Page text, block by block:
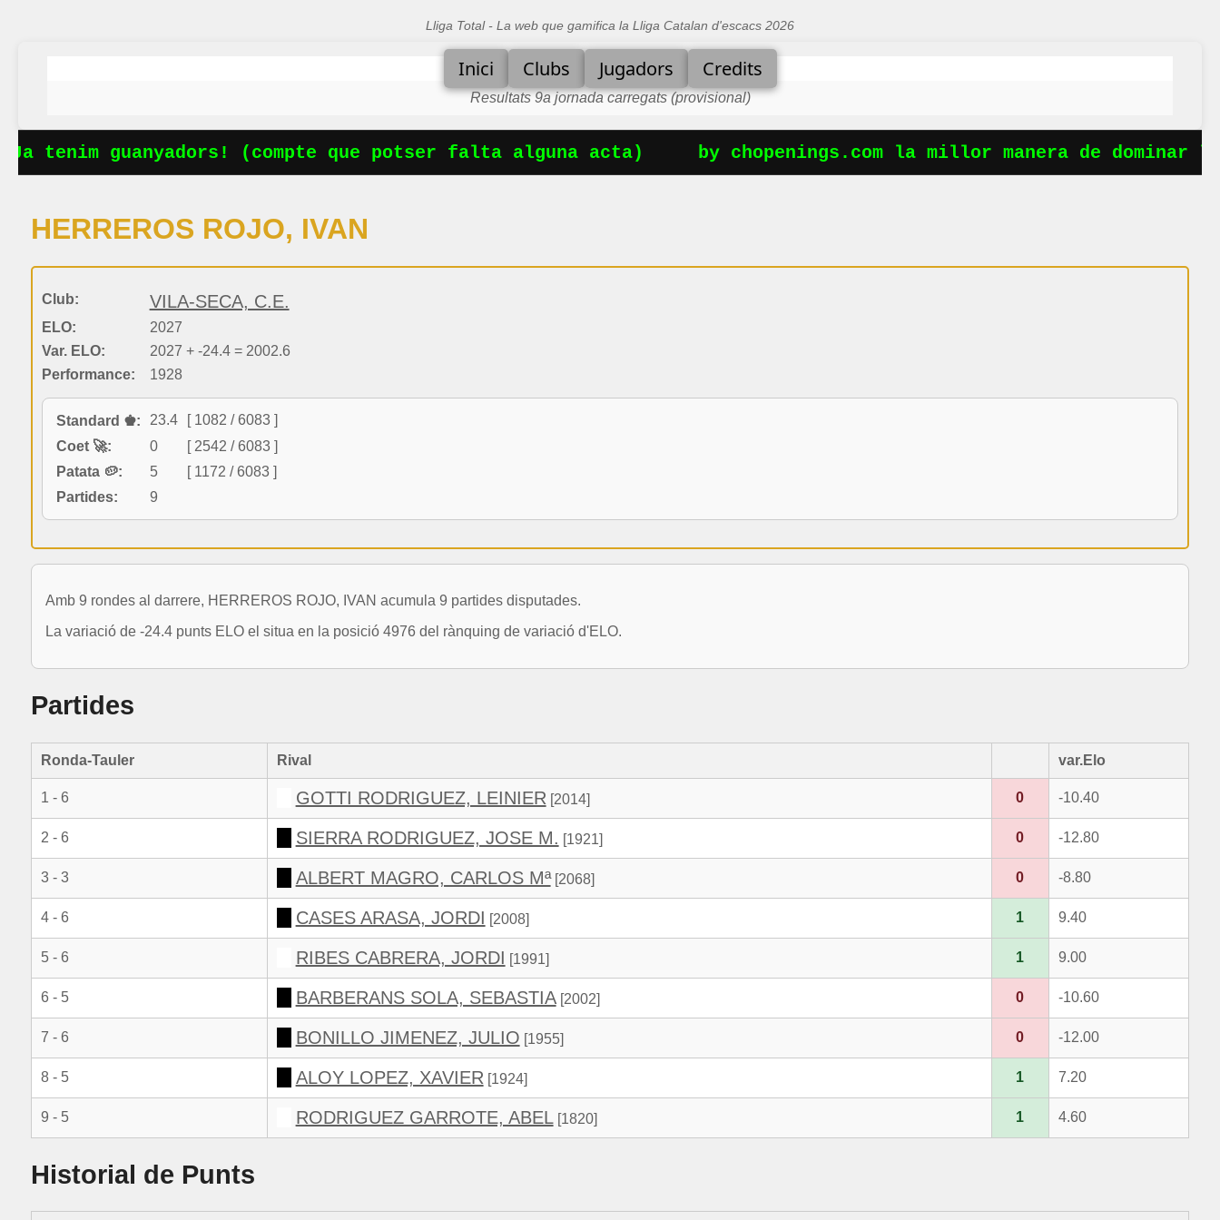
Lliga Total - La web que gamifica la Lliga Catalan d'escacs 2026
Inici Clubs Jugadors Credits
Resultats 9a jornada carregats (provisional)
tenim guanyadors! (compte que potser falta alguna acta) by chopenings.com la millor manera de dominar
HERREROS ROJO, IVAN
Club: VILA-SECA, C.E.
ELO:
2027
Var. ELO:
2027 + -24.4 = 2002.6
Performance:
1928
Standard ♚: 23.4
[ 1082 / 6083 ]
Coet 🚀:
0
[ 2542 / 6083 ]
Patata 🥔:
5
[ 1172 / 6083 ]
Partides:
9
Amb 9 rondes al darrere, HERREROS ROJO, IVAN acumula 9 partides disputades.
La variació de -24.4 punts ELO el situa en la posició 4976 del rànquing de variació d'ELO.
Partides
Ronda-Tauler Rival var.Elo
1 - 6 GOTTI RODRIGUEZ, LEINIER [2014] 0 -10.40
2 - 6 SIERRA RODRIGUEZ, JOSE M. [1921] 0 -12.80
3 - 3 ALBERT MAGRO, CARLOS Mª[2068] 0 -8.80
4 - 6 CASES ARASA, JORDI [2008] 1 9.40
5 - 6 RIBES CABRERA, JORDI [1991] 1 9.00
6 - 5 BARBERANS SOLA, SEBASTIA[2002] 0 -10.60
7 - 6 BONILLO JIMENEZ, JULIO [1955] 0 -12.00
8 - 5 ALOY LOPEZ, XAVIER [1924] 1 7.20
9 - 5 RODRIGUEZ GARROTE, ABEL[1820] 1 4.60
Historial de Punts